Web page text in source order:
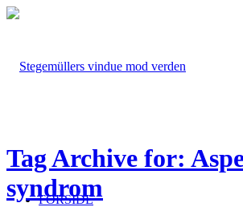
FORSIDE
Tag Archive for:
syndrom